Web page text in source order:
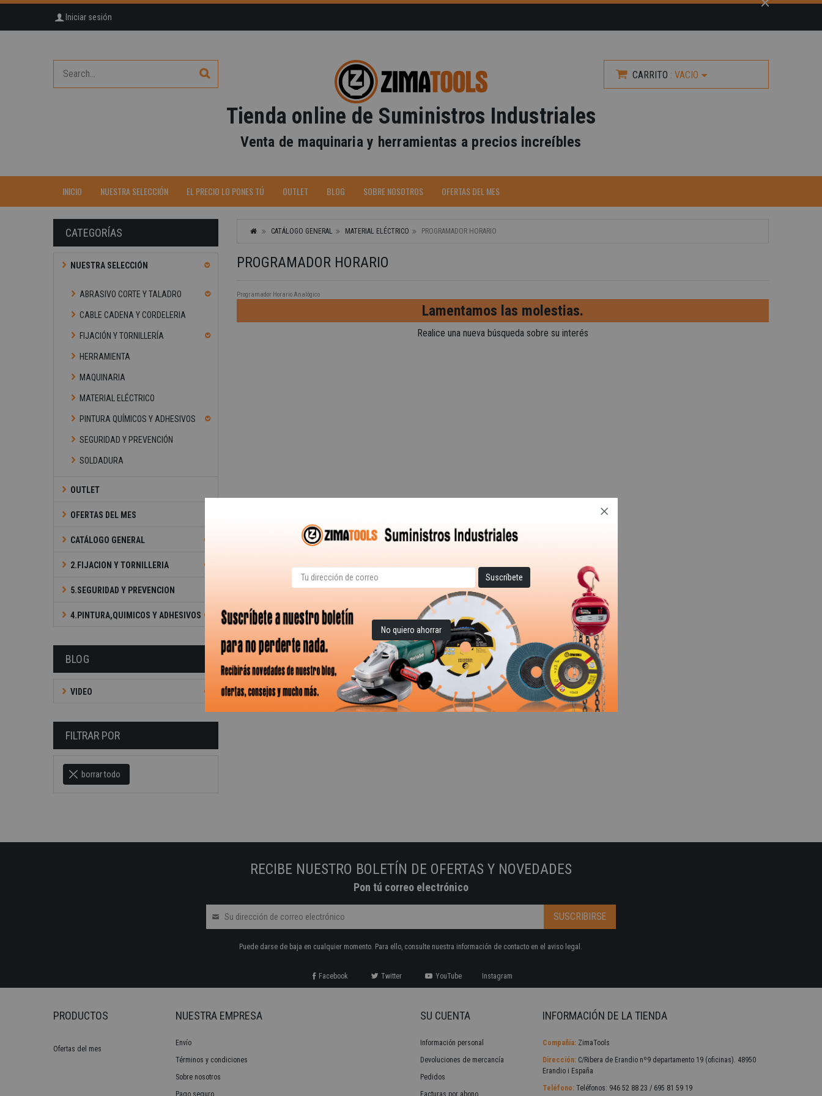
Iniciar sesión
CARRITO : VACIO
Tienda online de Suministros Industriales
Venta de maquinaria y herramientas a precios increíbles
INICIO NUESTRA SELECCIÓN EL PRECIO LO PONES TÚ OUTLET BLOG SOBRE NOSOTROS OFERTAS DEL MES
CATEGORÍAS
NUESTRA SELECCIÓN
ABRASIVO CORTE Y TALADRO
CABLE CADENA Y CORDELERIA
FIJACIÓN Y TORNILLERÍA
HERRAMIENTA
MAQUINARIA
MATERIAL ELÉCTRICO
PINTURA QUÍMICOS Y ADHESIVOS
SEGURIDAD Y PREVENCIÓN
SOLDADURA
OUTLET
OFERTAS DEL MES
CATÁLOGO GENERAL
2.FIJACION Y TORNILLERIA
5.SEGURIDAD Y PREVENCION
4.PINTURA,QUIMICOS Y ADHESIVOS
BLOG
VIDEO
FILTRAR POR
borrar todo
CATÁLOGO GENERAL MATERIAL ELÉCTRICO PROGRAMADOR HORARIO
PROGRAMADOR HORARIO
Programador Horario Analógico
Lamentamos las molestias.
Realice una nueva búsqueda sobre su interés
RECIBE NUESTRO BOLETÍN DE OFERTAS Y NOVEDADES
Pon tú correo electrónico
Puede darse de baja en cualquier momento. Para ello, consulte nuestra información de contacto en el aviso legal.
Facebook Twitter YouTube Instagram
PRODUCTOS
Ofertas del mes
NUESTRA EMPRESA
Envío
Términos y condiciones
Sobre nosotros
Pago seguro
SU CUENTA
Información personal
Devoluciones de mercancía
Pedidos
Facturas por abono
INFORMACIÓN DE LA TIENDA
Compañía: ZimaTools
Dirección: C/Ribera de Erandio nº9 departamento 19 (oficinas). 48950
Erandio i España
Teléfono: Teléfonos: 946 52 88 23 / 695 81 59 19
No quiero ahorrar